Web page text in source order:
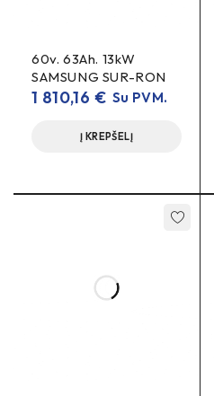
60v. 63Ah. 13kW
SAMSUNG SUR-RON
1 810,16 € Su PVM.
Į KREPŠELĮ